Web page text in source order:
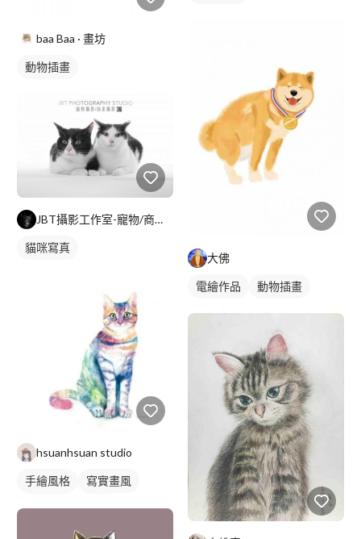
baa Baa · 畫坊
動物插畫
JBT攝影工作室-寵物/商業攝影
貓咪寫真
hsuanhsuan studio
手繪風格
寫實畫風
繪畫風格
插畫
大佛
電繪作品 動物插畫